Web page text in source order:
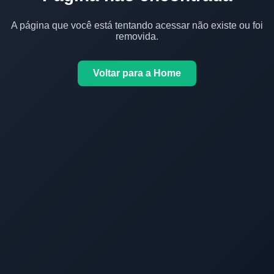
A página que você está tentando acessar não existe ou foi
removida.
Voltar para a Home